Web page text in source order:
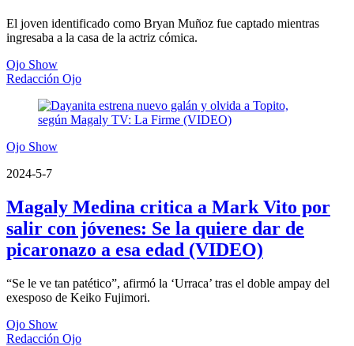
El joven identificado como Bryan Muñoz fue captado mientras
ingresaba a la casa de la actriz cómica.
Ojo Show
Redacción Ojo
Ojo Show
2024-5-7
Magaly Medina critica a Mark Vito por
salir con jóvenes: Se la quiere dar de
picaronazo a esa edad (VIDEO)
“Se le ve tan patético”, afirmó la ‘Urraca’ tras el doble ampay del
exesposo de Keiko Fujimori.
Ojo Show
Redacción Ojo